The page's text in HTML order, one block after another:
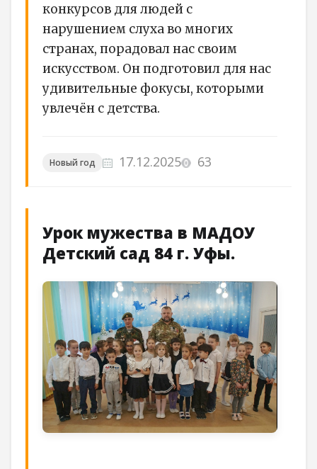
конкурсов для людей с
нарушением слуха во многих
странах, порадовал нас своим
искусством. Он подготовил для нас
удивительные фокусы, которыми
увлечён с детства.
Новый год 17.12.2025 63
Урок мужества в МАДОУ
Детский сад 84 г. Уфы.